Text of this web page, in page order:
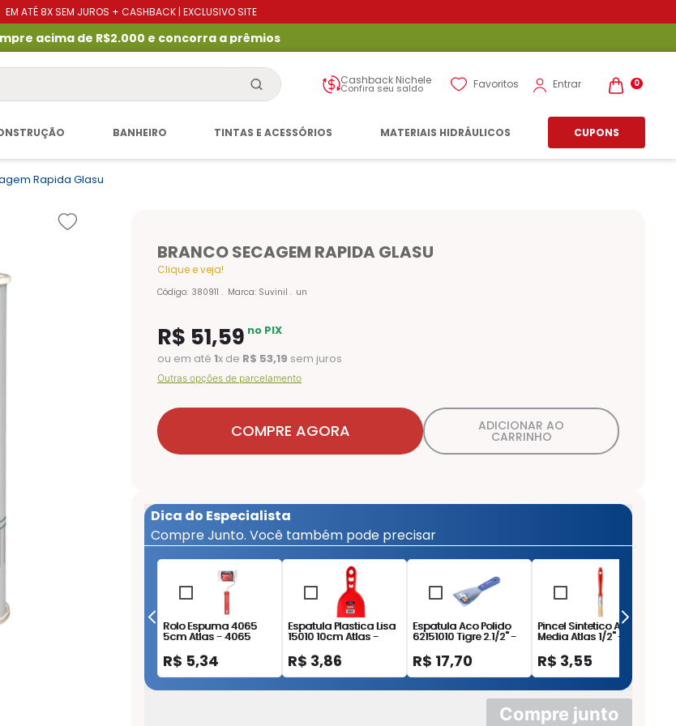
EM ATÉ 8X SEM JUROS + CASHBACK | EXCLUSIVO SITE
acima de R$2.000 e concorra a prêmios
Cashback Nichele
Confira seu saldo Favoritos Entrar 0
BANHEIRO TINTAS E ACESSÓRIOS MATERIAIS HIDRÁULICOS CUPONS
Rapida Glasu
BRANCO SECAGEM RAPIDA GLASU
Clique e veja!
Código: 380911 Marca: Suvinil un
R$ 51,59 no PIX
ou em até 1x de R$ 53,19 sem juros
Outras opções de parcelamento
COMPRE AGORA ADICIONAR AO
CARRINHO
Dica do Especialista
Compre Junto. Você também pode precisar
Rolo Espuma 4065
5cm Atlas - 4065
R$ 5,34
Espatula Plastica Lisa
15010 10cm Atlas -
R$ 3,86
Espatula Aco Polido
62151010 Tigre 2.1/2" -
R$ 17,70
Pincel Sintetico At315
Media Atlas 1/2" -
R$ 3,55
Compre junto